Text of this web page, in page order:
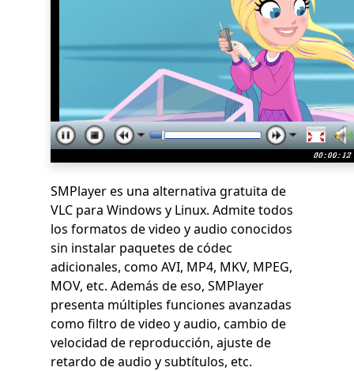
SMPlayer es una alternativa gratuita de
VLC para Windows y Linux. Admite todos
los formatos de video y audio conocidos
sin instalar paquetes de códec
adicionales, como AVI, MP4, MKV, MPEG,
MOV, etc. Además de eso, SMPlayer
presenta múltiples funciones avanzadas
como filtro de video y audio, cambio de
velocidad de reproducción, ajuste de
retardo de audio y subtítulos, etc.